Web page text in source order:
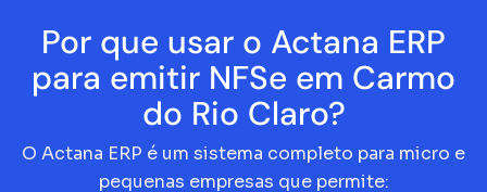
Por que usar o Actana ERP
para emitir NFSe em Carmo
do Rio Claro?
O Actana ERP é um sistema completo para micro e
pequenas empresas que permite: